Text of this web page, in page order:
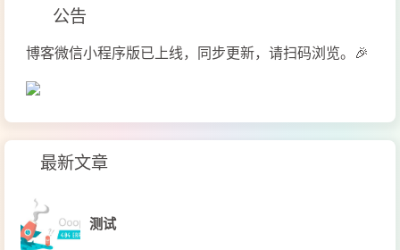
公告
博客微信小程序版已上线，同步更新，请扫码浏览。🎉
最新文章
测试